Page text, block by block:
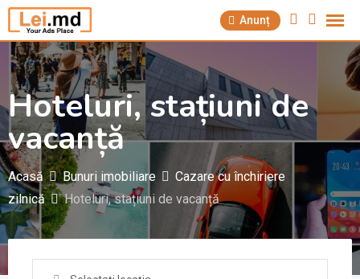
Săriți
la
conținut
Anunț
Hoteluri, stațiuni de
vacanță
Acasă Bunuri imobiliare
Cazare cu închiriere
zilnică
Hoteluri, stațiuni de vacanță